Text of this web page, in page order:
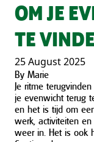
OM JE
TE
25 August 2025
By Marie
Je ritme
je evenwicht terug
en het is tijd om
werk, activiteiten
weer in. Het is ook